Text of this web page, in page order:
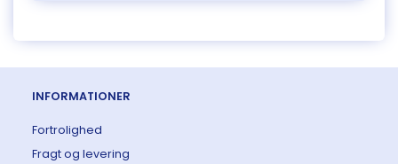
INFORMATIONER
Fortrolighed
Fragt og levering